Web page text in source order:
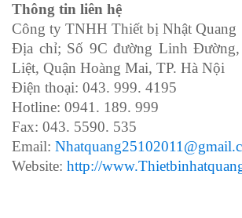
Thông tin liên hệ
Công ty TNHH Thiết bị Nhật Quang
Địa chỉ; Số 9C đường Linh Đường,
Liệt, Quận Hoàng Mai, TP. Hà Nội
Điện thoại: 043. 999. 4195
Hotline: 0941. 189. 999
Fax: 043. 5590. 535
Email:
Website: http://